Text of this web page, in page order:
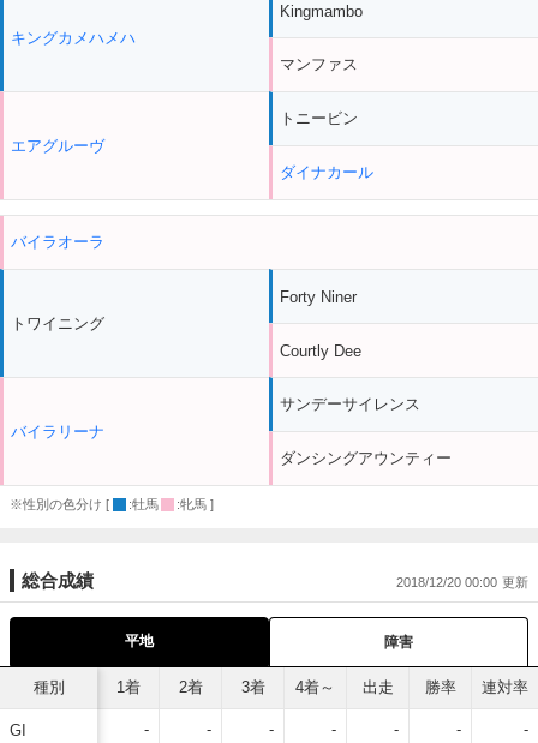
キングカメハメハ
エアグルーヴ
Kingmambo
マンファス
トニービン
ダイナカール
バイラオーラ
トワイニング
バイラリーナ
Forty Niner
Courtly Dee
サンデーサイレンス
ダンシングアウンティー
※性別の色分け [ :牡馬 :牝馬 ]
総合成績 2018/12/20 00:00
平地 障害
種別
GI
1着 2着 3着 4着～ 出走 勝率 連対率
- - - - - - -